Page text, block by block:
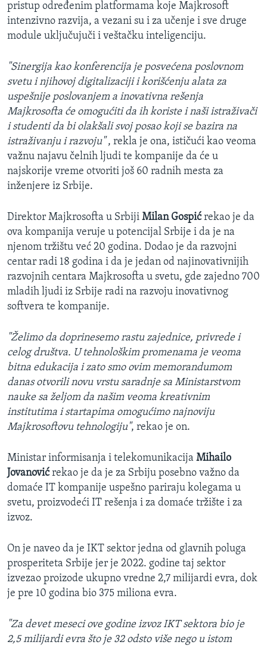
pristup određenim platformama koje Majkrosoft
intenzivno razvija, a vezani su i za učenje i sve druge
module uključujuči i veštačku inteligenciju.
"Sinergija kao konferencija je posvećena poslovnom
svetu i njihovoj digitalizaciji i korišćenju alata za
uspešnije poslovanjem a inovativna rešenja
Majkrosofta će omogućiti da ih koriste i naši istraživači
i studenti da bi olakšali svoj posao koji se bazira na
istraživanju i razvoju", rekla je ona, ističući kao veoma
važnu najavu čelnih ljudi te kompanije da će u
najskorije vreme otvoriti još 60 radnih mesta za
inženjere iz Srbije.
Direktor Majkrosofta u Srbiji Milan Gospićrekao je da
ova kompanija veruje u potencijal Srbije i da je na
njenom tržištu već 20 godina. Dodao je da razvojni
centar radi 18 godina i da je jedan od najinovativnijih
razvojnih centara Majkrosofta u svetu, gde zajedno 700
mladih ljudi iz Srbije radi na razvoju inovativnog
softvera te kompanije.
"Želimo da doprinesemo rastu zajednice, privrede i
celog društva. U tehnološkim promenama je veoma
bitna edukacija i zato smo ovim memorandumom
danas otvorili novu vrstu saradnje sa Ministarstvom
nauke sa željom da našim veoma kreativnim
institutima i startapima omogućimo najnoviju
Majkrosoftovu tehnologiju", rekao je on.
Ministar informisanja i telekomunikacija Mihailo
Jovanovićrekao je da je za Srbiju posebno važno da
domaće IT kompanije uspešno pariraju kolegama u
svetu, proizvodeći IT rešenja i za domaće tržište i za
izvoz.
On je naveo da je IKT sektor jedna od glavnih poluga
prosperiteta Srbije jer je 2022. godine taj sektor
izvezao proizode ukupno vredne 2,7 milijardi evra, dok
je pre 10 godina bio 375 miliona evra.
"Za devet meseci ove godine izvoz IKT sektora bio je
2,5 milijardi evra što je 32 odsto više nego u istom